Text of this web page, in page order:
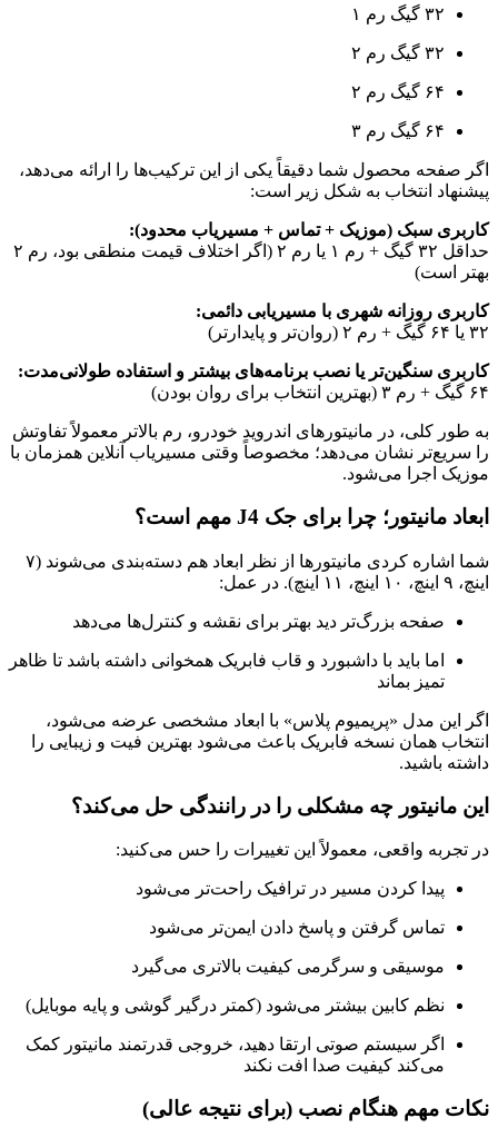
۳۲ گیگ رم ۱
۳۲ گیگ رم ۲
۶۴ گیگ رم ۲
۶۴ گیگ رم ۳
اگر صفحه محصول شما دقیقاً یکی از این ترکیب‌ها را ارائه می‌دهد،
پیشنهاد انتخاب به شکل زیر است:
کاربری سبک (موزیک + تماس + مسیریاب محدود):
حداقل ۳۲ گیگ + رم ۱ یا رم ۲ (اگر اختلاف قیمت منطقی بود، رم ۲
بهتر است)
کاربری روزانه شهری با مسیریابی دائمی:
۳۲ یا ۶۴ گیگ + رم ۲ (روان‌تر و پایدارتر)
کاربری سنگین‌تر یا نصب برنامه‌های بیشتر و استفاده طولانی‌مدت:
۶۴ گیگ + رم ۳ (بهترین انتخاب برای روان بودن)
به طور کلی، در مانیتورهای اندروید خودرو، رم بالاتر معمولاً تفاوتش
را سریع‌تر نشان می‌دهد؛ مخصوصاً وقتی مسیریاب آنلاین همزمان با
موزیک اجرا می‌شود.
ابعاد مانیتور؛ چرا برای جک J4 مهم است؟
شما اشاره کردی مانیتورها از نظر ابعاد هم دسته‌بندی می‌شوند (۷
اینچ، ۹ اینچ، ۱۰ اینچ، ۱۱ اینچ). در عمل:
صفحه بزرگ‌تر دید بهتر برای نقشه و کنترل‌ها می‌دهد
اما باید با داشبورد و قاب فابریک همخوانی داشته باشد تا ظاهر
تمیز بماند
اگر این مدل «پریمیوم پلاس» با ابعاد مشخصی عرضه می‌شود،
انتخاب همان نسخه فابریک باعث می‌شود بهترین فیت و زیبایی را
داشته باشید.
این مانیتور چه مشکلی را در رانندگی حل می‌کند؟
در تجربه واقعی، معمولاً این تغییرات را حس می‌کنید:
پیدا کردن مسیر در ترافیک راحت‌تر می‌شود
تماس گرفتن و پاسخ دادن ایمن‌تر می‌شود
موسیقی و سرگرمی کیفیت بالاتری می‌گیرد
نظم کابین بیشتر می‌شود (کمتر درگیر گوشی و پایه موبایل)
اگر سیستم صوتی ارتقا دهید، خروجی قدرتمند مانیتور کمک
می‌کند کیفیت صدا افت نکند
نکات مهم هنگام نصب (برای نتیجه عالی)